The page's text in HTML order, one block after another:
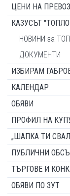
ЦЕНИ НА
КАЗУСЪТ
НОВИНИ за
ДОКУМЕНТИ
ИЗБИРАМ
КАЛЕНДАР
ОБЯВИ
ПРОФИЛ НА
„ШАПКА ТИ
ПУБЛИЧНИ
ТЪРГОВЕ И
ОБЯВИ ПО ЗУТ